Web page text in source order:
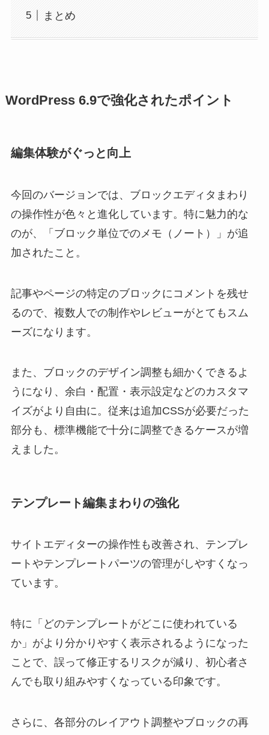
まとめ
WordPress 6.9で強化されたポイント
編集体験がぐっと向上
今回のバージョンでは、ブロックエディタまわり
の操作性が色々と進化しています。特に魅力的な
のが、「ブロック単位でのメモ（ノート）」が追
加されたこと。
記事やページの特定のブロックにコメントを残せ
るので、複数人での制作やレビューがとてもスム
ーズになります。
また、ブロックのデザイン調整も細かくできるよ
うになり、余白・配置・表示設定などのカスタマ
イズがより自由に。従来は追加CSSが必要だった
部分も、標準機能で十分に調整できるケースが増
えました。
テンプレート編集まわりの強化
サイトエディターの操作性も改善され、テンプレ
ートやテンプレートパーツの管理がしやすくなっ
ています。
特に「どのテンプレートがどこに使われている
か」がより分かりやすく表示されるようになった
ことで、誤って修正するリスクが減り、初心者さ
んでも取り組みやすくなっている印象です。
さらに、各部分のレイアウト調整やブロックの再